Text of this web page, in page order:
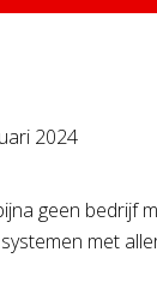
2024
geen bedrijf
met